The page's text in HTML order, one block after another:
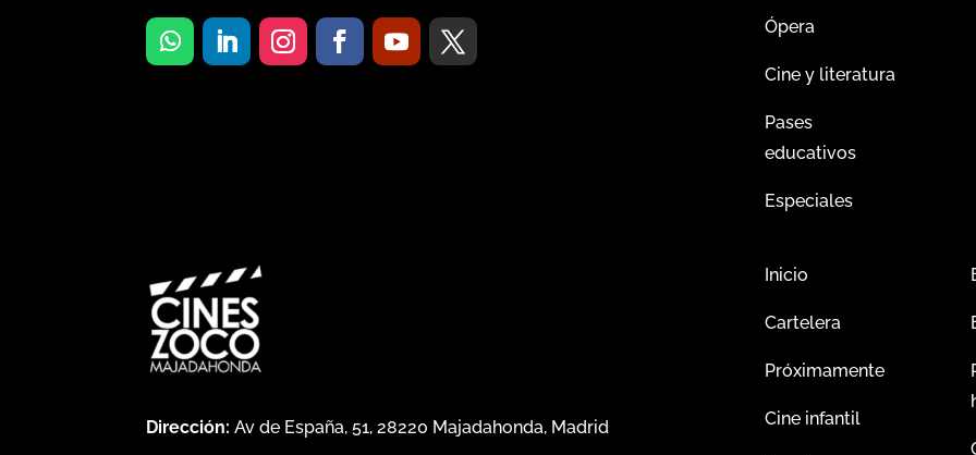
Ópera
Cine y literatura
Pases
educativos
Especiales
Dirección: Av de España, 51, 28220 Majadahonda, Madrid
Inicio
Cartelera
Próximamente
Cine infantil